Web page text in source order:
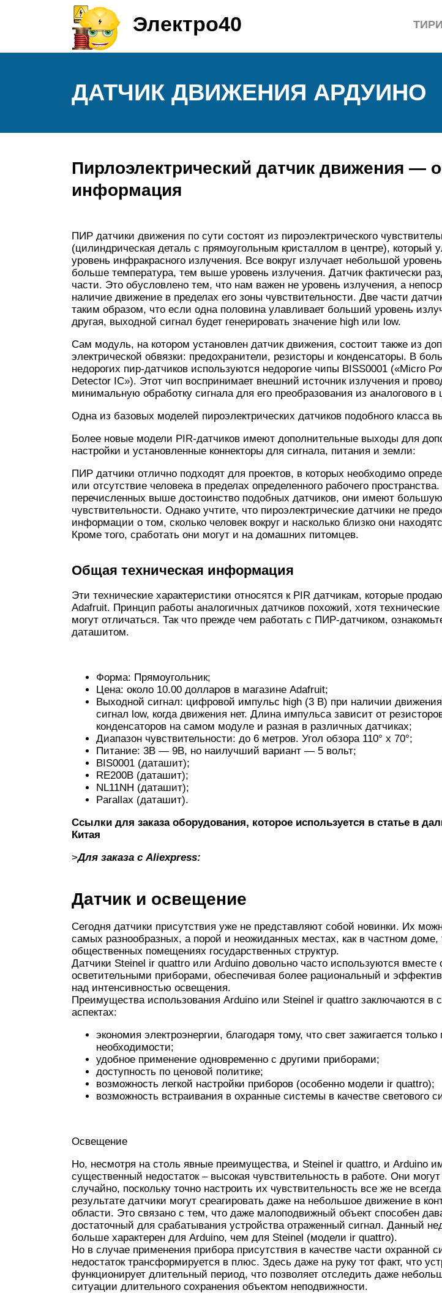
Электро40
ДАТЧИК ДВИЖЕНИЯ АРДУИНО
Пирлоэлектрический датчик движения —
информация
ПИР датчики движения по сути состоят из пироэлектрического
(цилиндрическая деталь с прямоугольным кристаллом в центре), который
уровень инфракрасного излучения. Все вокруг излучает небольшой
больше температура, тем выше уровень излучения. Датчик фактически
части. Это обусловлено тем, что нам важен не уровень излучения, а
наличие движение в пределах его зоны чувствительности. Две части
таким образом, что если одна половина улавливает больший уровень
другая, выходной сигнал будет генерировать значение high или low.
Сам модуль, на котором установлен датчик движения, состоит также из
электрической обвязки: предохранители, резисторы и конденсаторы. В
недорогих пир-датчиков используются недорогие чипы BISS0001 («Micro
Detector IC»). Этот чип воспринимает внешний источник излучения и
минимальную обработку сигнала для его преобразования из аналогового
Одна из базовых моделей пироэлектрических датчиков подобного класса
Более новые модели PIR-датчиков имеют дополнительные выходы для
настройки и установленные коннекторы для сигнала, питания и земли:
ПИР датчики отлично подходят для проектов, в которых необходимо
или отсутствие человека в пределах определенного рабочего
перечисленных выше достоинство подобных датчиков, они имеют
чувствительности. Однако учтите, что пироэлектрические датчики не
информации о том, сколько человек вокруг и насколько близко они
Кроме того, сработать они могут и на домашних питомцев.
Общая техническая информация
Эти технические характеристики относятся к PIR датчикам, которые
Adafruit. Принцип работы аналогичных датчиков похожий, хотя технические
могут отличаться. Так что прежде чем работать с ПИР-датчиком,
даташитом.
Форма: Прямоугольник;
Цена: около 10.00 долларов в магазине Adafruit;
Выходной сигнал: цифровой импульс high (3 В) при наличии
сигнал low, когда движения нет. Длина импульса зависит от
конденсаторов на самом модуле и разная в различных датчиках;
Диапазон чувствительности: до 6 метров. Угол обзора 110° x 70°;
Питание: 3В — 9В, но наилучший вариант — 5 вольт;
BIS0001 (даташит);
RE200B (даташит);
NL11NH (даташит);
Parallax (даташит).
Ссылки для заказа оборудования, которое используется в статье в
Китая
>Для заказа с Aliexpress:
Датчик и освещение
Сегодня датчики присутствия уже не представляют собой новинки. Их
самых разнообразных, а порой и неожиданных местах, как в частном доме,
общественных помещениях государственных структур.
Датчики Steinel ir quattro или Arduino довольно часто используются вместе
осветительными приборами, обеспечивая более рациональный и
над интенсивностью освещения.
Преимущества использования Arduino или Steinel ir quattro заключаются в
аспектах:
экономия электроэнергии, благодаря тому, что свет зажигается только
необходимости;
удобное применение одновременно с другими приборами;
доступность по ценовой политике;
возможность легкой настройки приборов (особенно модели ir quattro);
возможность встраивания в охранные системы в качестве светового
Освещение
Но, несмотря на столь явные преимущества, и Steinel ir quattro, и Arduino
существенный недостаток – высокая чувствительность в работе. Они могут
случайно, поскольку точно настроить их чувствительность все же не
результате датчики могут среагировать даже на небольшое движение в
области. Это связано с тем, что даже малоподвижный объект способен
достаточный для срабатывания устройства отраженный сигнал. Данный
больше характерен для Arduino, чем для Steinel (модели ir quattro).
Но в случае применения прибора присутствия в качестве части охранной
недостаток трансформируется в плюс. Здесь даже на руку тот факт, что
функционирует длительный период, что позволяет отследить даже
ситуации длительного сохранения объектом неподвижности.